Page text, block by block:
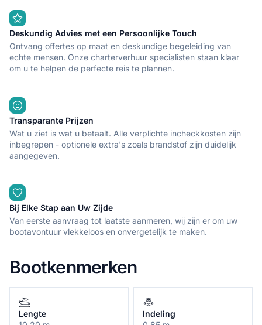
Deskundig Advies met een Persoonlijke Touch
Ontvang offertes op maat en deskundige begeleiding van
echte mensen. Onze charterverhuur specialisten staan klaar
om u te helpen de perfecte reis te plannen.
Transparante Prijzen
Wat u ziet is wat u betaalt. Alle verplichte incheckkosten zijn
inbegrepen - optionele extra's zoals brandstof zijn duidelijk
aangegeven.
Bij Elke Stap aan Uw Zijde
Van eerste aanvraag tot laatste aanmeren, wij zijn er om uw
bootavontuur vlekkeloos en onvergetelijk te maken.
Bootkenmerken
Lengte
Indeling